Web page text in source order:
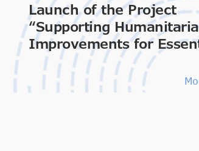
Launch of the Project
“Supporting
Improvements for
Living & Dignity”